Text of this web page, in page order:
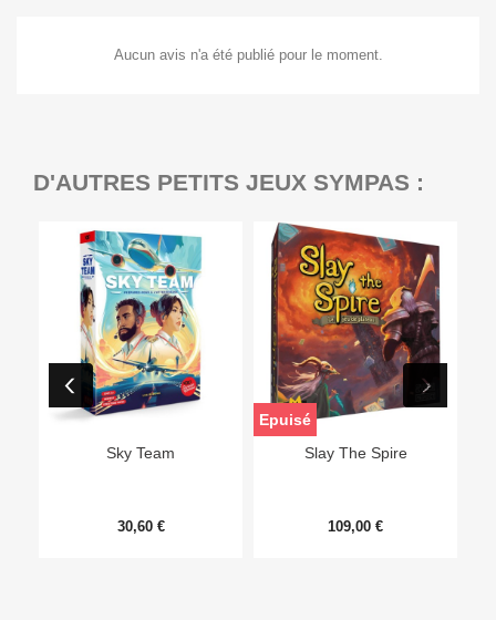
Aucun avis n'a été publié pour le moment.
D'AUTRES PETITS JEUX SYMPAS :
Sky Team
30,60 €
Slay The Spire
109,00 €
Epuisé